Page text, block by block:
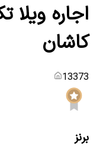
اجاره ویلا
کاشان
13373
برنز